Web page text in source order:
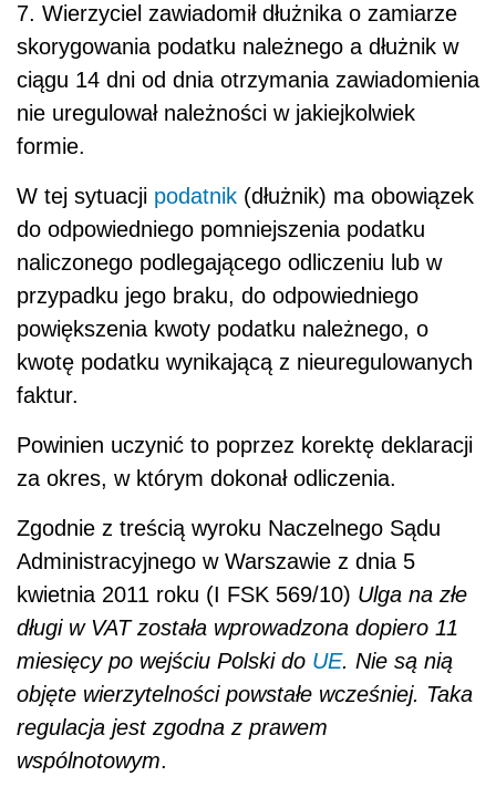
7. Wierzyciel zawiadomił dłużnika o zamiarze
skorygowania podatku należnego a dłużnik w
ciągu 14 dni od dnia otrzymania zawiadomienia
nie uregulował należności w jakiejkolwiek
formie.
W tej sytuacji podatnik (dłużnik) ma obowiązek
do odpowiedniego pomniejszenia podatku
naliczonego podlegającego odliczeniu lub w
przypadku jego braku, do odpowiedniego
powiększenia kwoty podatku należnego, o
kwotę podatku wynikającą z nieuregulowanych
faktur.
Powinien uczynić to poprzez korektę deklaracji
za okres, w którym dokonał odliczenia.
Zgodnie z treścią wyroku Naczelnego Sądu
Administracyjnego w Warszawie z dnia 5
kwietnia 2011 roku (I FSK 569/10) Ulga na złe
długi w VAT została wprowadzona dopiero 11
miesięcy po wejściu Polski do UE. Nie są nią
objęte wierzytelności powstałe wcześniej. Taka
regulacja jest zgodna z prawem
wspólnotowym.